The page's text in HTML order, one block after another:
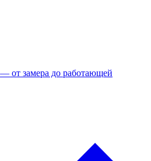
от замера до работающей